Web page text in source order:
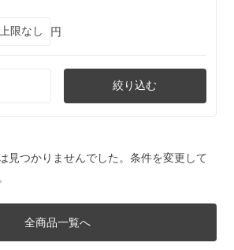
円
絞り込む
見つかりませんでした。条件を変更して
全商品一覧へ